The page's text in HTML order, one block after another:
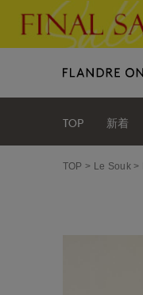
TOP 新着
TOP Le Souk